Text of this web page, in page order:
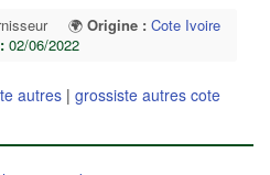
🌍 Origine : Cote Ivoire
02/06/2022
autres | grossiste autres cote